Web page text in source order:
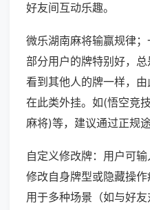
好友间互动乐趣。
微乐湖南麻将输赢规律
部分用户的牌特别好，
看到其他人的牌一样，
在此类外挂。如(悟空竞
麻将)等，建议通过正规
自定义修改牌：用户可输
修改自身牌型或隐藏操
用于多种场景（如与好